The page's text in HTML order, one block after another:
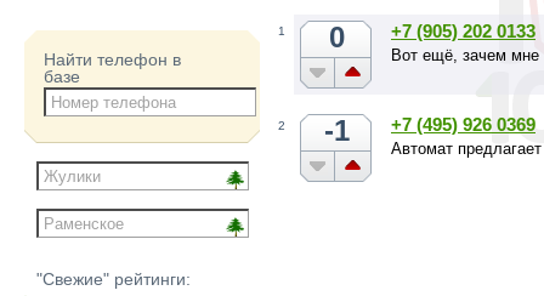
Найти телефон в
базе
"Свежие" рейтинги:
1 0 +7 (905) 202 0133
Вот ещё, зачем мне
2 -1 +7 (495) 926 0369
Автомат